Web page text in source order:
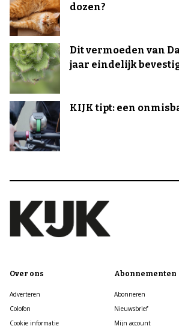
dozen?
Dit vermoeden van
jaar eindelijk
KIJK tipt: een
Over ons
Adverteren
Colofon
Cookie informatie
Abonnementen
Abonneren
Nieuwsbrief
Mijn account